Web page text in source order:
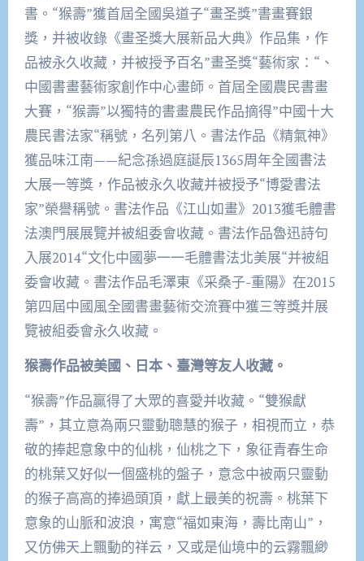
書。“猴壽”獲首屆全國吳道子“畫圣獎”書畫賽銀
獎，并被收錄《畫圣獎大展新品大典》作品集，作
品被永久收藏，并被授予百名”畫圣獎“藝術家：“、
中國書畫藝術家創作中心畫師。首屆全國農民書畫
大賽，“猴壽”以獨特的書畫農民作品摘得”中國十大
農民書法家“稱號，名列第八。書法作品《精氣神》
獲品味江南——紀念孫過庭誕辰1365周年全國書法
大展一等獎，作品被永久收藏并被授予“博愛書法
家”榮譽稱號。書法作品《江山如畫》2013獲毛體書
法澳門展展覽并被組委會收藏。書法作品魯迅詩句
入展2014“文化中國夢一一毛體書法北美展“并被組
委會收藏。書法作品毛澤東《采桑子-重陽》在2015
第四屆中國風全國書畫藝術交流賽中獲三等獎并展
覽被組委會永久收藏。
猴壽作品被美國、日本、臺灣等友人收藏。
“猴壽”作品贏得了大眾的喜愛并收藏。“雙猴獻
壽”，其立意為兩只靈動聰慧的猴子，相視而立，恭
敬的捧起意象中的仙桃，仙桃之下，象征青春生命
的桃葉又好似一個盛桃的盤子，意念中被兩只靈動
的猴子高高的捧過頭頂，獻上最美的祝壽。桃葉下
意象的山脈和波浪，寓意“福如東海，壽比南山”，
又仿佛天上飄動的祥云，又或是仙境中的云霧飄緲